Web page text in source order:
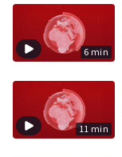
6 min
11 min